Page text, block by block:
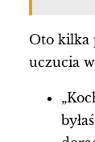
Oto kilka
uczucia w